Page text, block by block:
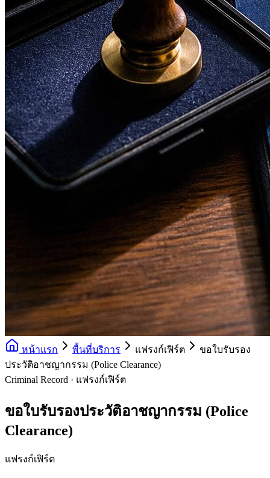
หน้าแรก พื้นที่บริการ แฟรงก์เฟิร์ต
ขอใบรับรอง
ประวัติอาชญากรรม (Police Clearance)
Criminal Record · แฟรงก์เฟิร์ต
ขอใบรับรองประวัติอาชญากรรม (Police
Clearance)
แฟรงก์เฟิร์ต